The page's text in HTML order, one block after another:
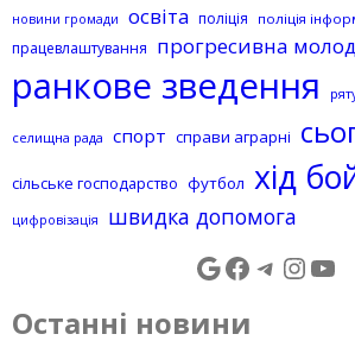
новини громади освіта поліція поліція
працевлаштування прогресивна
ранкове зведення
селищна рада спорт справи аграрні
сільське господарство футбол хід
цифровізація швидка допомога
Google
Facebook
Останні новини